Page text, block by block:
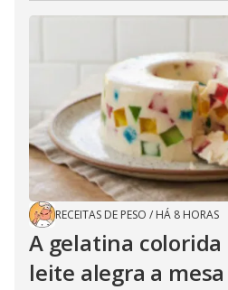
RECEITAS DE PESO / HÁ 8 HORAS
A gelatina colorida
leite alegra a